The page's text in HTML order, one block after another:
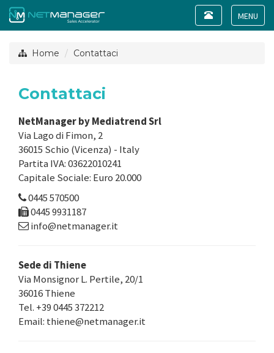
Toggle
Toggle
navigation
Home Contattaci
Contattaci
NetManager by Mediatrend Srl
Via Lago di Fimon, 2
36015 Schio (Vicenza) - Italy
Partita IVA: 03622010241
Capitale Sociale: Euro 20.000
0445 570500
0445 9931187
info@netmanager.it
Sede di Thiene
Via Monsignor L. Pertile, 20/1
36016 Thiene
Tel. +39 0445 372212
Email: thiene@netmanager.it